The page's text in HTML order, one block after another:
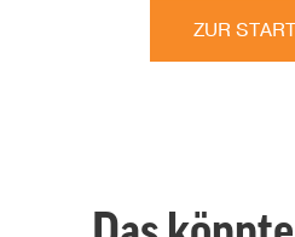
ZUR